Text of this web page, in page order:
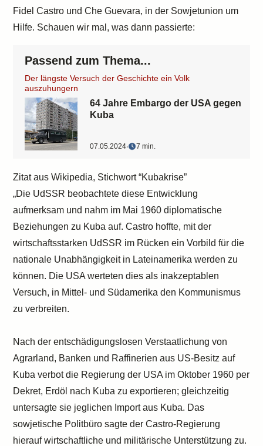
Fidel Castro und Che Guevara, in der Sowjetunion um
Hilfe. Schauen wir mal, was dann passierte:
Passend zum Thema...
Der längste Versuch der Geschichte ein Volk
auszuhungern
64 Jahre Embargo der USA gegen
Kuba
07.05.2024‧ 7 min.
Zitat aus Wikipedia, Stichwort “Kubakrise”
„Die UdSSR beobachtete diese Entwicklung
aufmerksam und nahm im Mai 1960 diplomatische
Beziehungen zu Kuba auf. Castro hoffte, mit der
wirtschaftsstarken UdSSR im Rücken ein Vorbild für die
nationale Unabhängigkeit in Lateinamerika werden zu
können. Die USA werteten dies als inakzeptablen
Versuch, in Mittel- und Südamerika den Kommunismus
zu verbreiten.
Nach der entschädigungslosen Verstaatlichung von
Agrarland, Banken und Raffinerien aus US-Besitz auf
Kuba verbot die Regierung der USA im Oktober 1960 per
Dekret, Erdöl nach Kuba zu exportieren; gleichzeitig
untersagte sie jeglichen Import aus Kuba. Das
sowjetische Politbüro sagte der Castro-Regierung
hierauf wirtschaftliche und militärische Unterstützung zu.